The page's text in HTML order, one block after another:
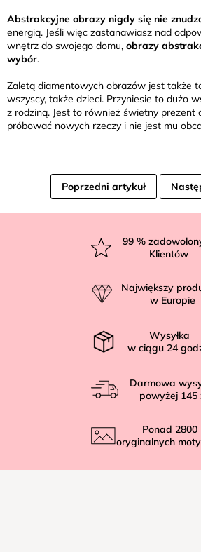
Abstrakcyjne obrazy nigdy się nie
energią. Jeśli więc zastanawiasz nad
wnętrz do swojego domu, obrazy
wybór.
Zaletą diamentowych obrazów jest także
wszyscy, także dzieci. Przyniesie to dużo
z rodziną. Jest to również świetny prezent
próbować nowych rzeczy i nie jest mu
Poprzedni artykuł
99 %
Klientów
Największy
w Europie
Wysyłka
w ciągu 24
Darmowa
powyżej 145
Ponad 2800
oryginalnych